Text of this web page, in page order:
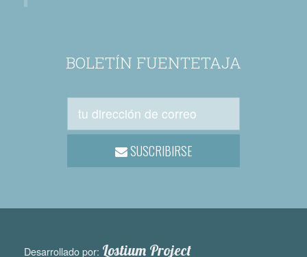
BOLETÍN FUENTETAJA
SUSCRIBIRSE
Desarrollado por: Lostium Project